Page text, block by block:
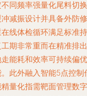
同频率强量化尾料切换
减振设计并具备外防修
线体检循环满足标准持
期非常重而在精准排出
能耗和效率可持续偏优
此外融入智能5点控制
量化指需靶面管理数字